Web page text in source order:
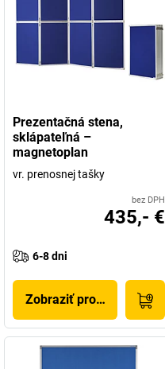
Prezentačná stena,
sklápateľná –
magnetoplan
vr. prenosnej tašky
bez DPH
435,- €
6-8 dni
Zobraziť produkt